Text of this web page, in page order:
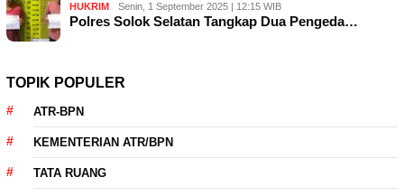
HUKRIM Senin, 1 September 2025 | 12:15 WIB
Polres Solok Selatan Tangkap Dua Pengeda…
TOPIK POPULER
ATR-BPN
KEMENTERIAN ATR/BPN
TATA RUANG